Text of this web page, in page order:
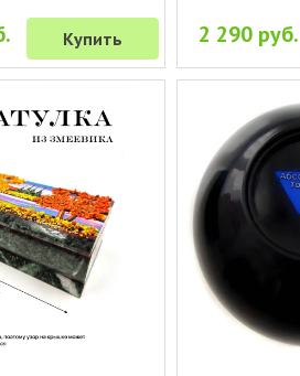
Купить 2 290 руб.